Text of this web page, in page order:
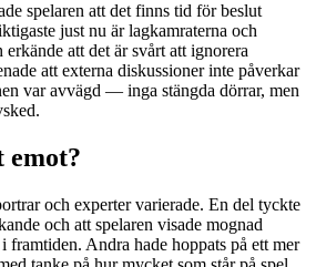
spelaren att det finns tid för beslut
just nu är lagkamraterna och
att det är svårt att ignorera
att externa diskussioner inte påverkar
var avvägd — inga stängda dörrar, men
emot?
och experter varierade. En del tyckte
och att spelaren visade mognad
framtiden. Andra hade hoppats på ett mer